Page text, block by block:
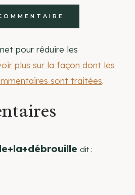
pour réduire les
plus sur la façon dont les
sont traitées.
dit :